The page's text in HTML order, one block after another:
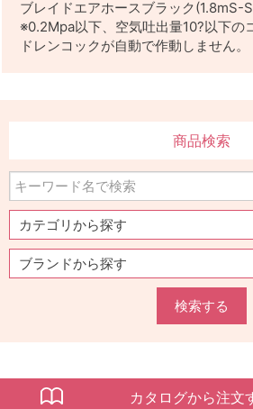
ブレイドエアホースブラック(1.8mS-
※0.2Mpa以下、空気吐出量10?以下の
ドレンコックが自動で作動しません。
商品検索
検索する
カタログから注文